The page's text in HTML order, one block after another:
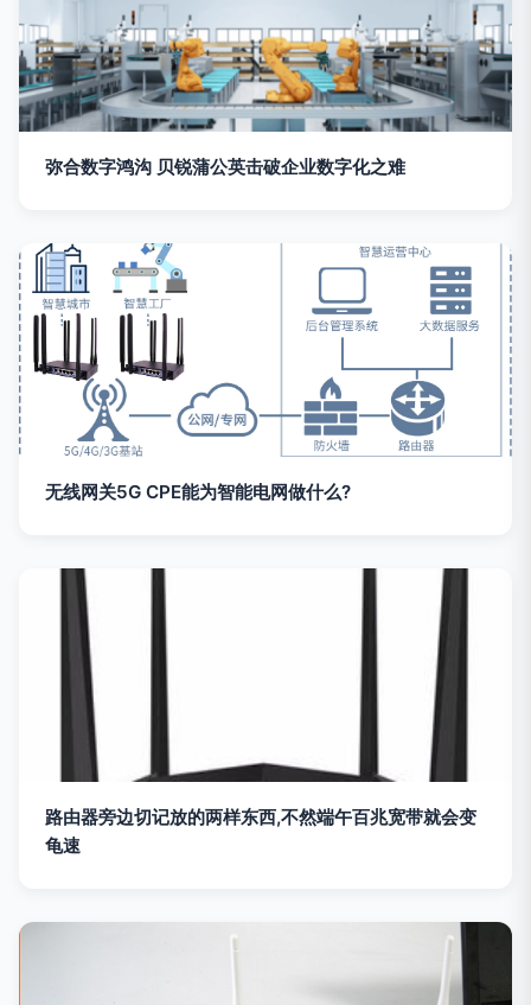
弥合数字鸿沟 贝锐蒲公英击破企业数字化之难
无线网关5G CPE能为智能电网做什么?
路由器旁边切记放的两样东西,不然端午百兆宽带就会变
龟速